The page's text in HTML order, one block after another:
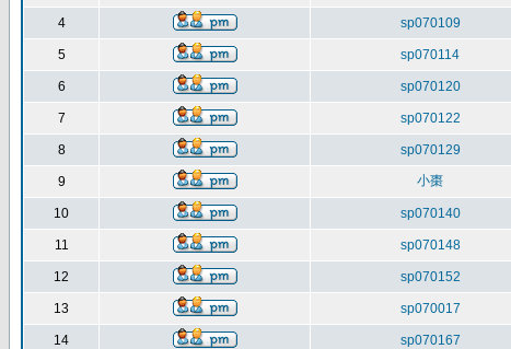
4 sp070109
5 sp070114
6 sp070120
7 sp070122
8 sp070129
9 小棗
10 sp070140
11 sp070148
12 sp070152
13 sp070017
14 sp070167